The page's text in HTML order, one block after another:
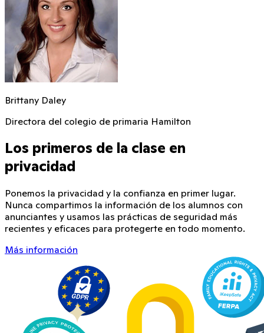
Brittany Daley
Directora del colegio de primaria Hamilton
Los primeros de la clase en
privacidad
Ponemos la privacidad y la confianza en primer lugar.
Nunca compartimos la información de los alumnos con
anunciantes y usamos las prácticas de seguridad más
recientes y eficaces para protegerte en todo momento.
Más información